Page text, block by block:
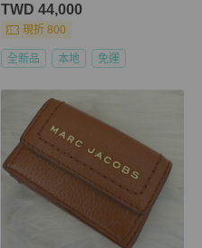
TWD 44,000
現折 800
全新品 本地 免運